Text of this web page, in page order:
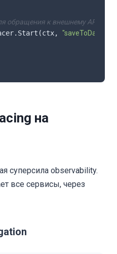
обращения к внешнему API
на
суперсила observability.
все сервисы, через